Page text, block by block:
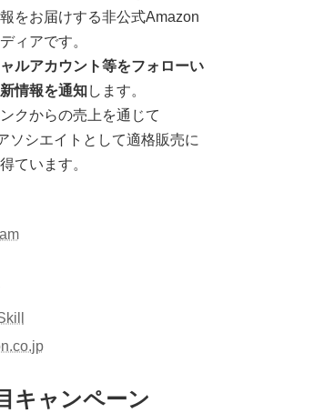
をお届けする非公式Amazon
ィアです。
ルアカウント等をフォローい
情報を通知します。
クからの売上を通じて
ソシエイトとして適格販売に
ています。
キャンペーン